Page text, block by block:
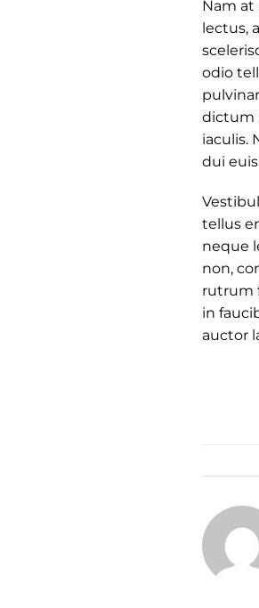
Nam at
lectus,
odio
dictum
iaculis.
dui
tellus
neque
non,
rutrum
in
auctor